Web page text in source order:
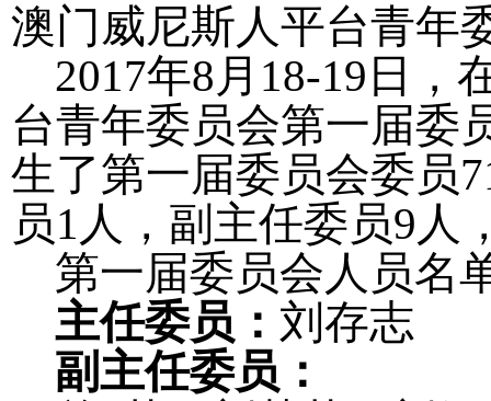
澳门威尼斯人平台青年
2017年8 月 18-19 日，
台青年委员会第一届委
生了第一届委员会委员
员1 人，副主任委员9 人
第一届委员会人员名
主任委员： 刘存志
副主任委员：